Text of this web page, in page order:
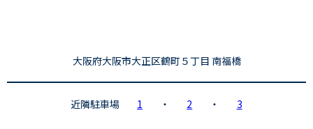
大阪府大阪市大正区鶴町５丁目 南福橋
近隣駐車場 1 ・ 2 ・ 3